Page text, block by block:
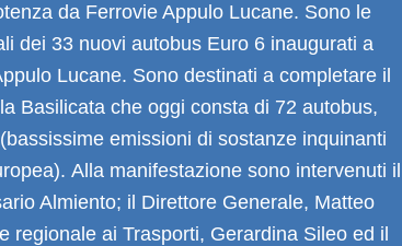
da Ferrovie Appulo Lucane. Sono le
dei 33 nuovi autobus Euro 6 inaugurati a
Lucane. Sono destinati a completare il
Basilicata che oggi consta di 72 autobus,
emissioni di sostanze inquinanti
Alla manifestazione sono intervenuti il
Almiento; il Direttore Generale, Matteo
regionale ai Trasporti, Gerardina Sileo ed il